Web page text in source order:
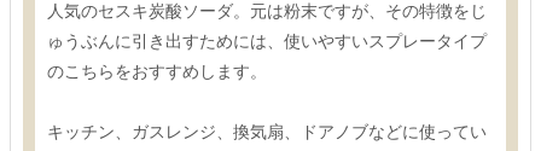
人気のセスキ炭酸ソーダ。元は粉末ですが、その特徴をじ
ゅうぶんに引き出すためには、使いやすいスプレータイプ
のこちらをおすすめします。
キッチン、ガスレンジ、換気扇、ドアノブなどに使ってい